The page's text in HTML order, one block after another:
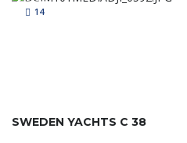
14
SWEDEN YACHTS C 38